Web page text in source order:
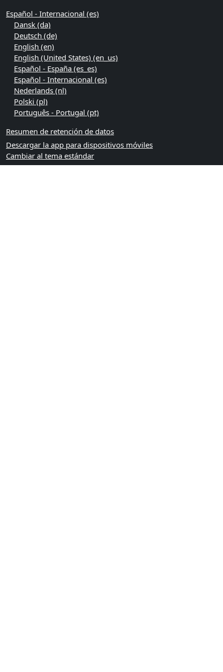
Español - Internacional ‎(es)‎
Dansk ‎(da)‎
Deutsch ‎(de)‎
English ‎(en)‎
English (United States) ‎(en_us)‎
Español - España ‎(es_es)‎
Español - Internacional ‎(es)‎
Nederlands ‎(nl)‎
Polski ‎(pl)‎
Português - Portugal ‎(pt)‎
Resumen de retención de datos
Descargar la app para dispositivos móviles
Cambiar al tema estándar